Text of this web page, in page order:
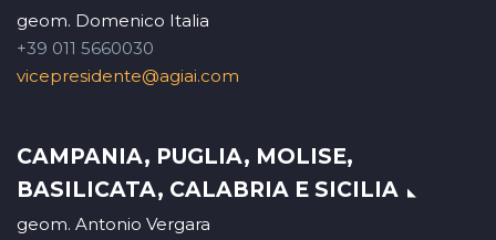
geom. Domenico Italia
+39 011 5660030
vicepresidente@agiai.com
CAMPANIA, PUGLIA, MOLISE,
BASILICATA, CALABRIA E SICILIA
geom. Antonio Vergara